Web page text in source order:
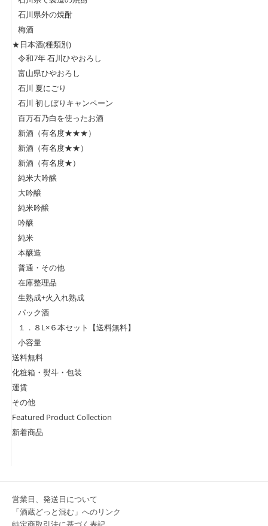
石川県外の焼酎
梅酒
★日本酒(種類別)
令和7年 石川ひやおろし
富山県ひやおろし
石川 夏にごり
石川 初しぼりキャンペーン
百万石乃白を使ったお酒
新酒（有名度★★★）
新酒（有名度★★）
新酒（有名度★）
純米大吟醸
大吟醸
純米吟醸
吟醸
純米
本醸造
普通・その他
在庫整理品
生熟成+火入れ熟成
パック酒
１．８L×６本セット【送料無料】
小容量
送料無料
化粧箱・熨斗・包装
運賃
その他
Featured Product Collection
新着商品
営業日、発送日について
「酒蔵どっと混む」へのリンク